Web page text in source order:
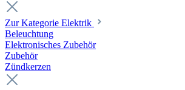
Zur Kategorie Elektrik
Beleuchtung
Elektronisches Zubehör
Zubehör
Zündkerzen